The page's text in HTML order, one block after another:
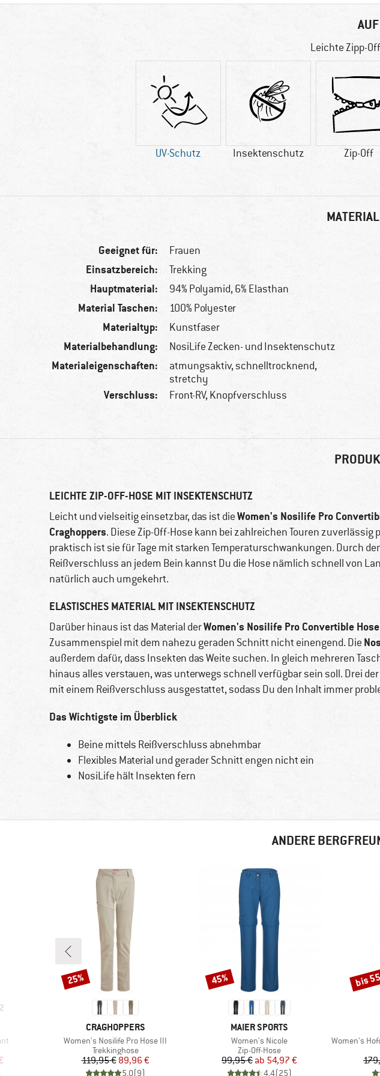
Leichte Zipp-
UV-Schutz Insektenschutz Zip-Off
Geeignet für: Frauen
Einsatzbereich: Trekking
Hauptmaterial: 94% Polyamid, 6% Elasthan
Material Taschen: 100% Polyester
Materialtyp: Kunstfaser
Materialbehandlung: NosiLife Zecken- und Insektenschutz
Materialeigenschaften:
atmungsaktiv, schnelltrocknend,
stretchy
Verschluss: Front-RV, Knopfverschluss
LEICHTE ZIP-OFF-HOSE MIT INSEKTENSCHUTZ
Leicht und vielseitig einsetzbar, das ist dieWomen's Nosilife Pro
Craghoppers. Diese Zip-Off-Hose kann bei zahlreichen Touren zuverlässig
praktisch ist sie für Tage mit starken Temperaturschwankungen. Durch
Reißverschluss an jedem Bein kannst Du die Hose nämlich schnell von
natürlich auch umgekehrt.
ELASTISCHES MATERIAL MIT INSEKTENSCHUTZ
Darüber hinaus ist das Material derWomen's Nosilife Pro Convertible
Zusammenspiel mit dem nahezu geraden Schnitt nicht einengend. Die
außerdem dafür, dass Insekten das Weite suchen. In gleich mehreren
hinaus alles verstauen, was unterwegs schnell verfügbar sein soll. Drei
mit einem Reißverschluss ausgestattet, sodass Du den Inhalt immer
Das Wichtigste im Überblick
Beine mittels Reißverschluss abnehmbar
Flexibles Material und gerader Schnitt engen nicht ein
NosiLife hält Insekten fern
ANDERE
2
Preis
MARKE
CRAGHOPPERS
Artikel
Women's Nosilife Pro Hose III
Produktgruppe
Trekkinghose
Preis
119,95 €reduzierter Preis
89,96 €
5,0(9)
Rabatt
25%
MARKE
MAIER SPORTS
Artikel
Women's Nicole
Produktgruppe
Zip-Off-Hose
Preis
99,95 € reduzierter Preis
ab 54,97 €
4,4(25)
Rabatt
45%
Artikel
Women's
Rabatt
bis